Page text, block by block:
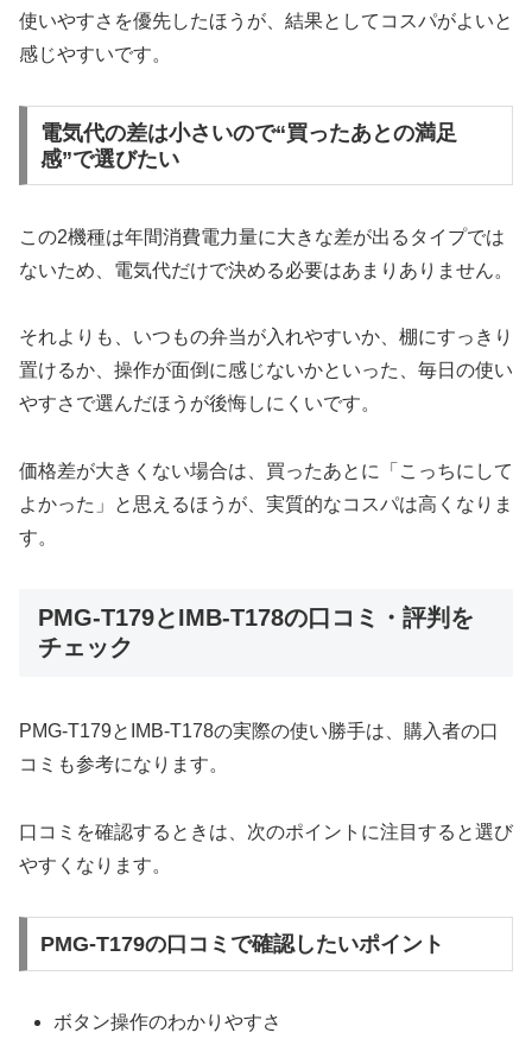
使いやすさを優先したほうが、結果としてコスパがよいと
感じやすいです。
電気代の差は小さいので“買ったあとの満足
感”で選びたい
この2機種は年間消費電力量に大きな差が出るタイプでは
ないため、電気代だけで決める必要はあまりありません。
それよりも、いつもの弁当が入れやすいか、棚にすっきり
置けるか、操作が面倒に感じないかといった、毎日の使い
やすさで選んだほうが後悔しにくいです。
価格差が大きくない場合は、買ったあとに「こっちにして
よかった」と思えるほうが、実質的なコスパは高くなりま
す。
PMG-T179とIMB-T178の口コミ・評判を
チェック
PMG-T179とIMB-T178の実際の使い勝手は、購入者の口
コミも参考になります。
口コミを確認するときは、次のポイントに注目すると選び
やすくなります。
PMG-T179の口コミで確認したいポイント
ボタン操作のわかりやすさ